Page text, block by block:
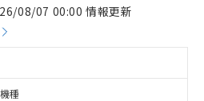
08/07 00:00 情報更新
種